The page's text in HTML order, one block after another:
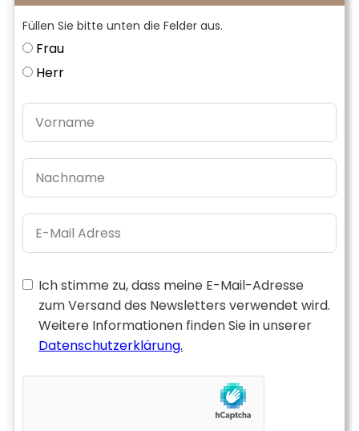
Füllen Sie bitte unten die Felder aus.
Frau
Herr
Ich stimme zu, dass meine E-Mail-Adresse
zum Versand des Newsletters verwendet wird.
Weitere Informationen finden Sie in unserer
Datenschutzerklärung.